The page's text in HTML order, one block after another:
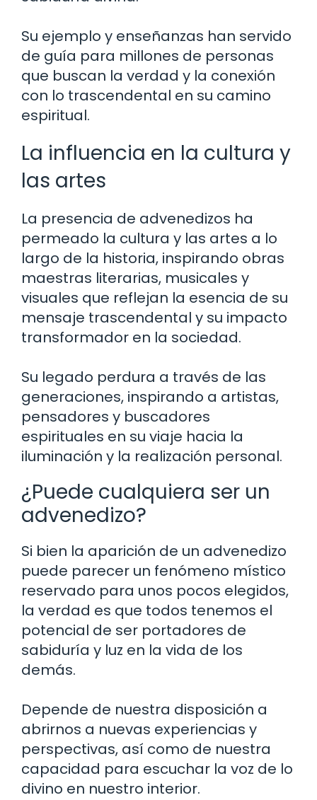
Su ejemplo y enseñanzas han servido
de guía para millones de personas
que buscan la verdad y la conexión
con lo trascendental en su camino
espiritual.
La influencia en la cultura y
las artes
La presencia de advenedizos ha
permeado la cultura y las artes a lo
largo de la historia, inspirando obras
maestras literarias, musicales y
visuales que reflejan la esencia de su
mensaje trascendental y su impacto
transformador en la sociedad.
Su legado perdura a través de las
generaciones, inspirando a artistas,
pensadores y buscadores
espirituales en su viaje hacia la
iluminación y la realización personal.
¿Puede cualquiera ser un
advenedizo?
Si bien la aparición de un advenedizo
puede parecer un fenómeno místico
reservado para unos pocos elegidos,
la verdad es que todos tenemos el
potencial de ser portadores de
sabiduría y luz en la vida de los
demás.
Depende de nuestra disposición a
abrirnos a nuevas experiencias y
perspectivas, así como de nuestra
capacidad para escuchar la voz de lo
divino en nuestro interior.